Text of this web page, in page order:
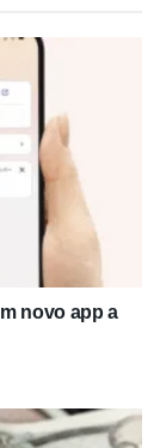
novo app a